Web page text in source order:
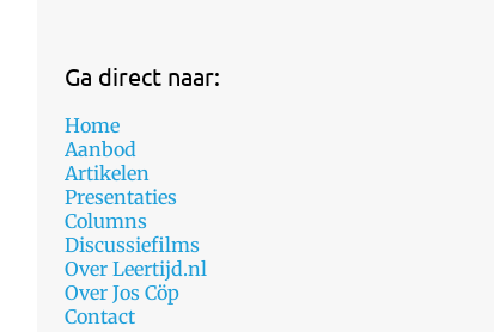
Ga direct naar:
Home
Aanbod
Artikelen
Presentaties
Columns
Discussiefilms
Over Leertijd.nl
Over Jos Cöp
Contact